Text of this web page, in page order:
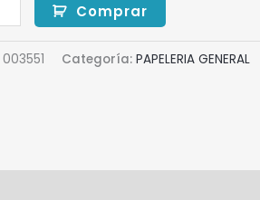
Comprar
003551 Categoría: PAPELERIA GENERAL